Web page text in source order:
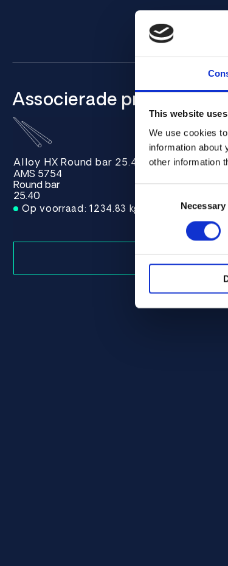
This website
We use cookies
information about
other information
Selection
Necessary
Associerade produkter
Alloy HX Round bar 25.40 AMS 5754
AMS 5754
Round bar
25.40
Op voorraad: 1234.83 kg